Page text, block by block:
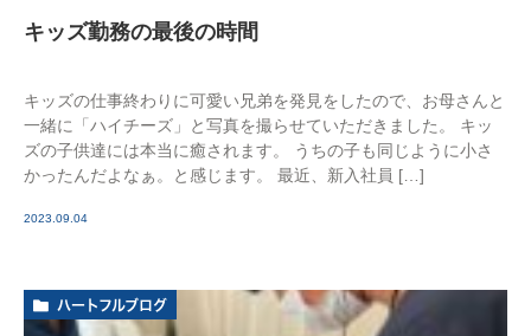
キッズ勤務の最後の時間
キッズの仕事終わりに可愛い兄弟を発見をしたので、お母さんと
一緒に「ハイチーズ」と写真を撮らせていただきました。 キッ
ズの子供達には本当に癒されます。 うちの子も同じように小さ
かったんだよなぁ。と感じます。 最近、新入社員 […]
2023.09.04
ハートフルブログ